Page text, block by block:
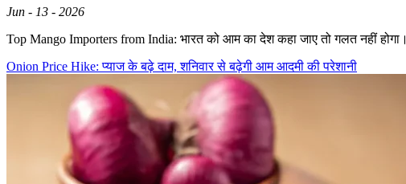
Jun - 13 - 2026
Top Mango Importers from India: भारत को आम का देश कहा जाए तो गलत नहीं
Onion Price Hike: प्याज के बढ़े दाम, शनिवार से बढ़ेगी आम आदमी की परेशानी